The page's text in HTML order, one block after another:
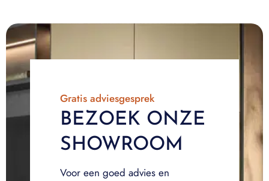
Gratis adviesgesprek
BEZOEK ONZE
SHOWROOM
Voor een goed advies en